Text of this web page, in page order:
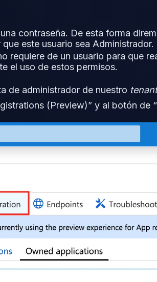
contraseña. De esta forma
este usuario sea Administrador.
requiere de un usuario para que
el uso de estos permisos.
de administrador de nuestro tenant
(Preview)” y al botón de